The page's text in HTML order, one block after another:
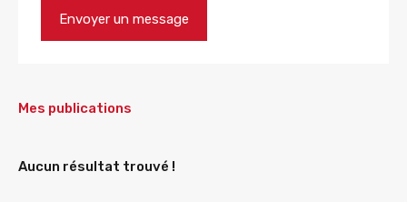
Mes publications
Aucun résultat trouvé !